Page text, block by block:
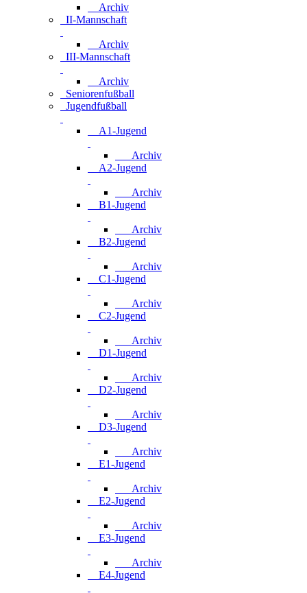
Archiv
II-Mannschaft
Archiv
III-Mannschaft
Archiv
Seniorenfußball
Jugendfußball
A1-Jugend
Archiv
A2-Jugend
Archiv
B1-Jugend
Archiv
B2-Jugend
Archiv
C1-Jugend
Archiv
C2-Jugend
Archiv
D1-Jugend
Archiv
D2-Jugend
Archiv
D3-Jugend
Archiv
E1-Jugend
Archiv
E2-Jugend
Archiv
E3-Jugend
Archiv
E4-Jugend